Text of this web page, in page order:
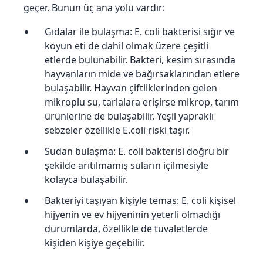
geçer. Bunun üç ana yolu vardır:
Gıdalar ile bulaşma: E. coli bakterisi sığır ve
koyun eti de dahil olmak üzere çeşitli
etlerde bulunabilir. Bakteri, kesim sırasında
hayvanların mide ve bağırsaklarından etlere
bulaşabilir. Hayvan çiftliklerinden gelen
mikroplu su, tarlalara erişirse mikrop, tarım
ürünlerine de bulaşabilir. Yeşil yapraklı
sebzeler özellikle E.coli riski taşır.
Sudan bulaşma: E. coli bakterisi doğru bir
şekilde arıtılmamış suların içilmesiyle
kolayca bulaşabilir.
Bakteriyi taşıyan kişiyle temas: E. coli kişisel
hijyenin ve ev hijyeninin yeterli olmadığı
durumlarda, özellikle de tuvaletlerde
kişiden kişiye geçebilir.